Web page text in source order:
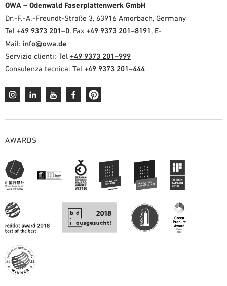
OWA – Odenwald Faserplattenwerk GmbH
Dr.-F.-A.-Freundt-Straße 3, 63916 Amorbach, Germany
Tel +49 9373 201–0, Fax +49 9373 201–8191, E-
Mail: info@owa.de
Servizio clienti: Tel +49 9373 201–999
Consulenza tecnica: Tel +49 9373 201–444
AWARDS